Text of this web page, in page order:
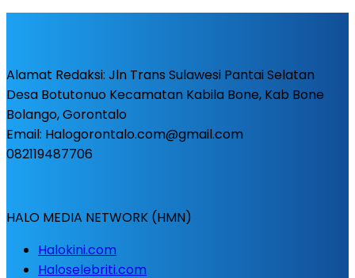
Alamat Redaksi: Jln Trans Sulawesi Pantai Selatan
Desa Botutonuo Kecamatan Kabila Bone, Kab Bone
Bolango, Gorontalo
Email: Halogorontalo.com@gmail.com
082119487706
HALO MEDIA NETWORK (HMN)
Halokini.com
Haloselebriti.com